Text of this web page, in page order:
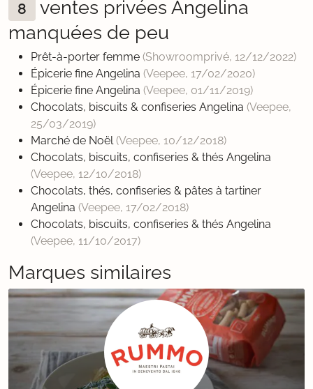
8
ventes privées Angelina
manquées de peu
Prêt-à-porter femme (Showroomprivé, 12/12/2022)
Épicerie fine Angelina (Veepee, 17/02/2020)
Épicerie fine Angelina (Veepee, 01/11/2019)
Chocolats, biscuits & confiseries Angelina (Veepee,
25/03/2019)
Marché de Noël(Veepee, 10/12/2018)
Chocolats, biscuits, confiseries & thés Angelina
(Veepee, 12/10/2018)
Chocolats, thés, confiseries & pâtes à tartiner
Angelina (Veepee, 17/02/2018)
Chocolats, biscuits, confiseries & thés Angelina
(Veepee, 11/10/2017)
Marques similaires